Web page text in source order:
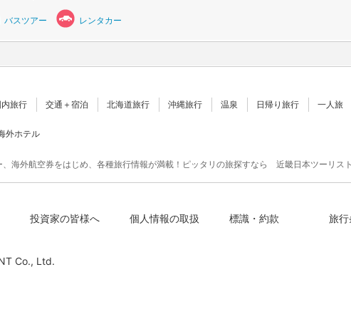
バスツアー レンタカー
内旅行 交通＋宿泊 北海道旅行 沖縄旅行 温泉 日帰り旅行 一人旅
外ホテル
海外航空券をはじめ、各種旅行情報が満載！ピッタリの旅探すなら 近畿日本ツーリスト
投資家の皆様へ 個人情報の取扱 標識・約款 旅
Co., Ltd.